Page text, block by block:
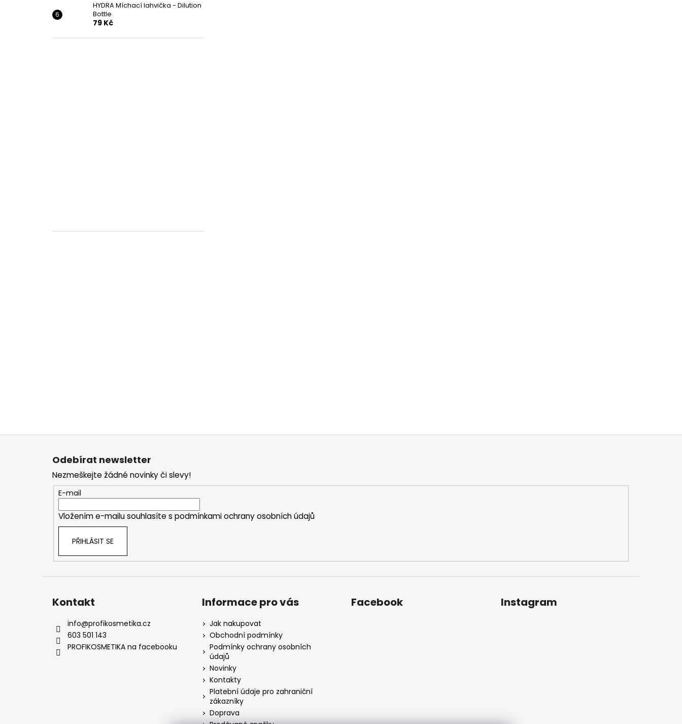
HYDRA Míchací lahvička - Dilution
Bottle
79 Kč
Odebírat newsletter
Nezmeškejte žádné novinky či slevy!
E-mail
Vložením e-mailu souhlasíte s podmínkami ochrany osobních údajů
PŘIHLÁSIT SE
Kontakt
info@profikosmetika.cz
603 501 143
PROFIKOSMETIKA na facebooku
Informace pro vás
Jak nakupovat
Obchodní podmínky
Podmínky ochrany osobních
údajů
Novinky
Kontakty
Platební údaje pro zahraniční
zákazníky
Doprava
Facebook Instagram